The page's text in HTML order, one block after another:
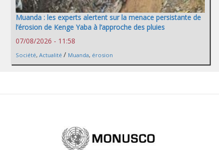
Muanda : les experts alertent sur la menace persistante de
l’érosion de Kenge Yaba à l’approche des pluies
07/08/2026 - 11:58
Société, Actualité / Muanda, érosion